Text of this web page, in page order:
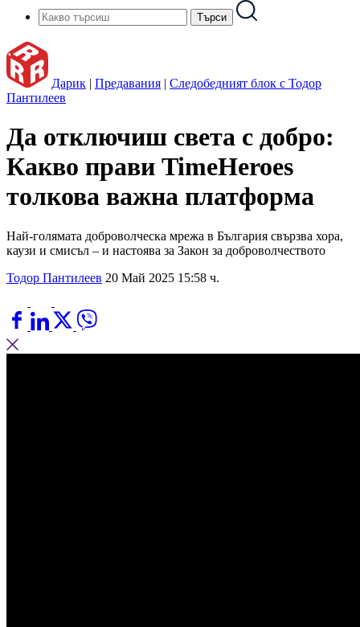
Дарик | Предавания | Следобедният блок с Тодор
Пантилеев
Да отключиш света с добро:
Какво прави TimeHeroes
толкова важна платформа
Най-голямата доброволческа мрежа в България свързва хора,
каузи и смисъл – и настоява за Закон за доброволчеството
Тодор Пантилеев 20 Май 2025 15:58 ч.